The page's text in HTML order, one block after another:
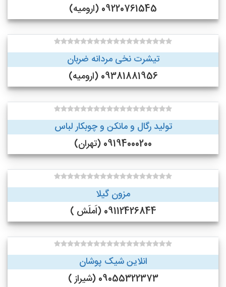
09220761545 (ارومیه)
تیشرت نخی مردانه ضربان
09381881956 (ارومیه)
تولید رگال و مانکن و چوبکار لباس
09194000200 (تهران)
مزون گیلا
09112426844 (اَملَش )
انلاین شیک پوشان
09055322373 (شیراز )